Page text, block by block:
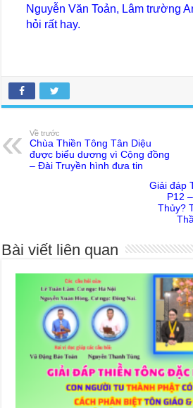
Nguyễn Văn Toản, Lâm trường
hỏi rất hay.
Về trước
Chùa Thiền Tông Tân Diệu
được biểu dương vì Cộng đồng
– Đài Truyền hình đưa tin
Giải đáp
P12
Thủy?
Bài viết liên quan